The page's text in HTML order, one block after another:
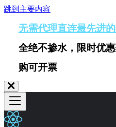
跳到主要内容
无需代理直连最先进
全绝不掺水，限时优
购可开票